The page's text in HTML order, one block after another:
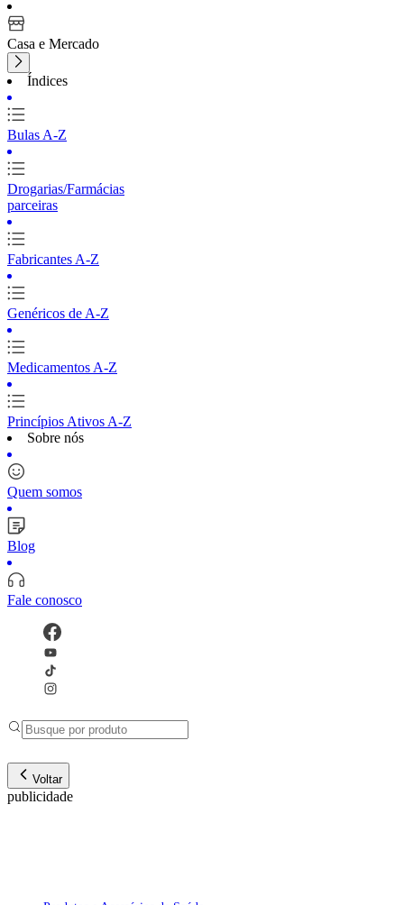
Casa e Mercado
Índices
Bulas A-Z
Drogarias/Farmácias
parceiras
Fabricantes A-Z
Genéricos de A-Z
Medicamentos A-Z
Princípios Ativos A-Z
Sobre nós
Quem somos
Blog
Fale conosco
Voltar
publicidade